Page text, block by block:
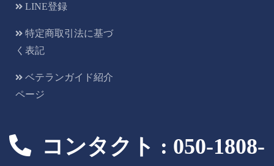
LINE登録
特定商取引法に基づ
く表記
ベテランガイド紹介
ページ
コンタクト : 050-1808-